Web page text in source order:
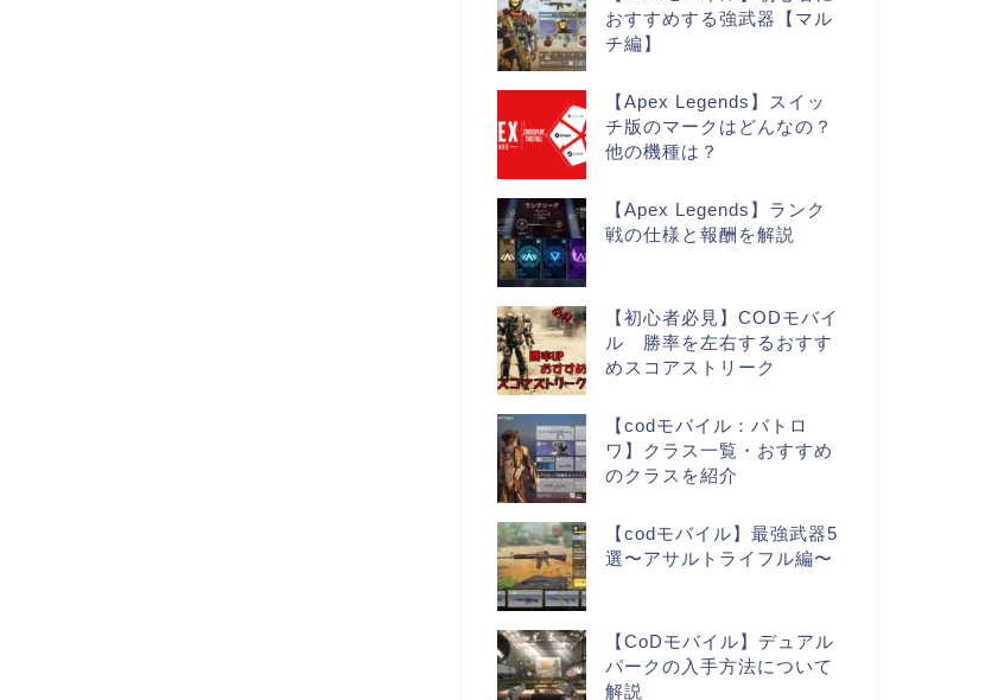
おすすめする強武器【マル
チ編】
【Apex Legends】スイッ
チ版のマークはどんなの？
他の機種は？
【Apex Legends】ランク
戦の仕様と報酬を解説
【初心者必見】CODモバイ
ル 勝率を左右するおすす
めスコアストリーク
【codモバイル：バトロ
ワ】クラス一覧・おすすめ
のクラスを紹介
【codモバイル】最強武器5
選〜アサルトライフル編〜
【CoDモバイル】デュアル
パークの入手方法について
解説